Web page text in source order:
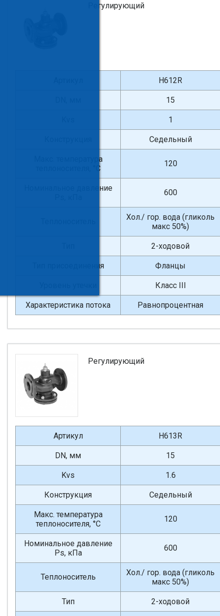
Регулирующий
H612R
15
1
Седельный
Макс. температура
теплоносителя, °С
120
Номинальное давление
600
Хол./ гор. вода (гликоль
макс 50%)
2-ходовой
Тип присоединения Фланцы
Класс III
Характеристика потока Равнопроцентная
Регулирующий
Артикул H613R
DN, мм 15
Kvs 1.6
Конструкция Седельный
Макс. температура
теплоносителя, °С
120
Номинальное давление
Ps, кПа
600
Теплоноситель
Хол./ гор. вода (гликоль
макс 50%)
Тип 2-ходовой